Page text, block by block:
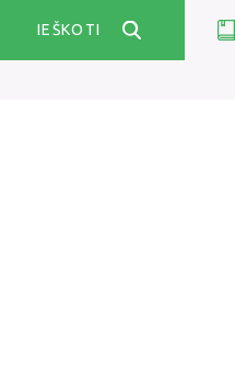
IEŠKOTI